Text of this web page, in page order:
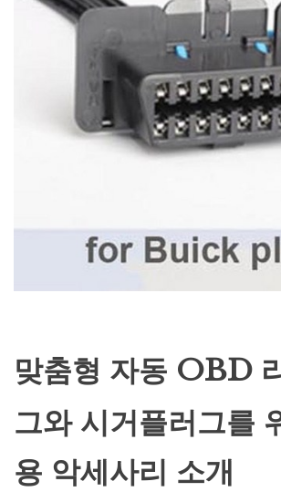
맞춤형 자동 OBD
그와 시거플러그를
용 악세사리 소개